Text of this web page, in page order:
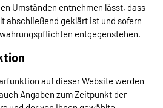
Umständen entnehmen lässt, dass
abschließend geklärt ist und sofern
entgegenstehen.
auf dieser Website werden
Angaben zum Zeitpunkt der